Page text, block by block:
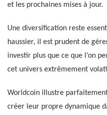
et les prochaines mises à jour.
Une diversification reste
haussier, il est prudent de
investir plus que ce que l’on
cet univers extrêmement
Worldcoin illustre
créer leur propre dynamique